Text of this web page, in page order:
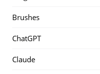
Brushes
ChatGPT
Claude